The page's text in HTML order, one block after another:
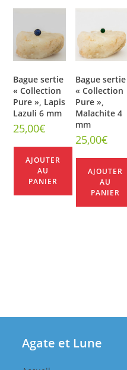
Bague sertie
« Collection
Pure », Lapis
Lazuli 6 mm
25,00€
AJOUTER
AU
PANIER
Bague sertie
« Collection
Pure »,
Malachite 4
mm
25,00€
AJOUTER
AU
PANIER
Agate et Lune